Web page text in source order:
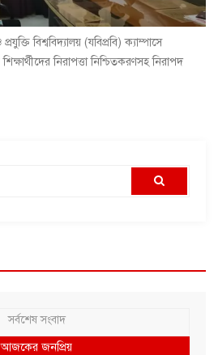
বিশ্ববিদ্যালয় (যবিপ্রবি) ক্যাম্পাসে
নিরাপত্তা নিশ্চিতকরণসহ নিরাপদ
সর্বশেষ সংবাদ
আজকের জনপ্রিয়